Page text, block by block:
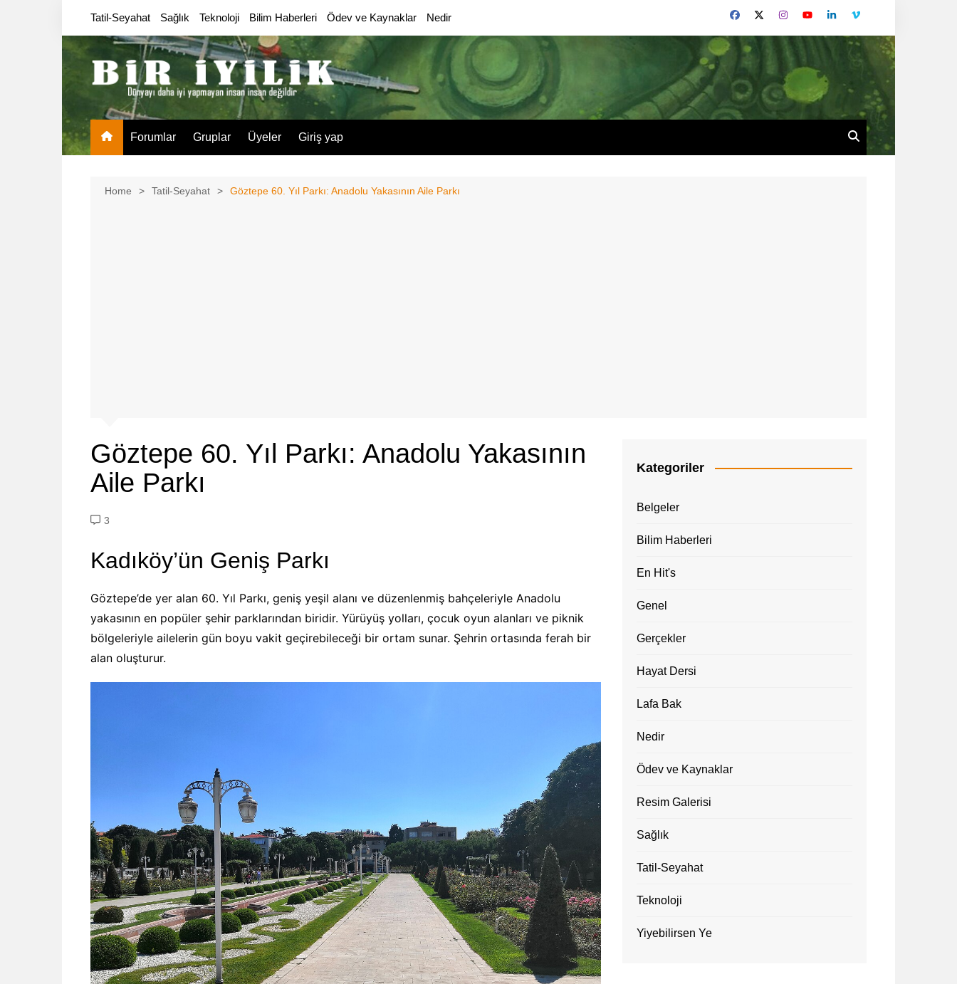
Tatil-Seyahat Sağlık Teknoloji Bilim Haberleri Ödev ve Kaynaklar Nedir
Forumlar Gruplar Üyeler Giriş yap
Home Tatil-Seyahat Göztepe 60. Yıl Parkı: Anadolu Yakasının Aile Parkı
Göztepe 60. Yıl Parkı: Anadolu Yakasının
Aile Parkı
3
Kadıköy’ün Geniş Parkı
Göztepe’de yer alan 60. Yıl Parkı, geniş yeşil alanı ve düzenlenmiş bahçeleriyle Anadolu
yakasının en popüler şehir parklarından biridir. Yürüyüş yolları, çocuk oyun alanları ve piknik
bölgeleriyle ailelerin gün boyu vakit geçirebileceği bir ortam sunar. Şehrin ortasında ferah bir
alan oluşturur.
Kategoriler
Belgeler
Bilim Haberleri
En Hit's
Genel
Gerçekler
Hayat Dersi
Lafa Bak
Nedir
Ödev ve Kaynaklar
Resim Galerisi
Sağlık
Tatil-Seyahat
Teknoloji
Yiyebilirsen Ye